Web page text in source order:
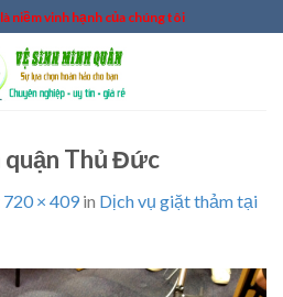
niềm vinh hạnh của chúng tôi
Thủ Đức
720 × 409 in Dịch vụ giặt thảm tại